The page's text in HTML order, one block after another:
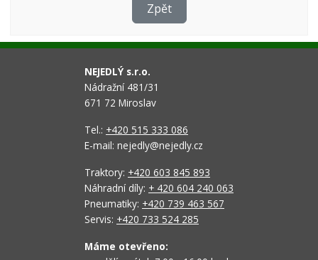
Zpět
NEJEDLÝ s.r.o.
Nádražní 481/31
671 72 Miroslav
Tel.: +420 515 333 086
E-mail: nejedly@nejedly.cz
Traktory: +420 603 845 893
Náhradní díly: + 420 604 240 063
Pneumatiky: +420 739 463 567
Servis: +420 733 524 285
Máme otevřeno: